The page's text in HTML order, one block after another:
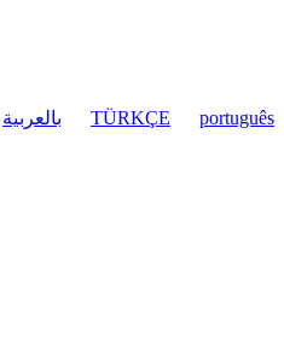
بالعربية TÜRKÇE português